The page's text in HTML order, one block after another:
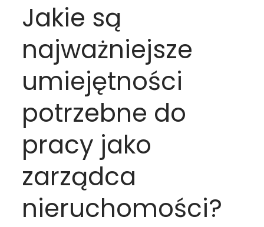
Jakie są
najważniejsze
umiejętności
potrzebne do
pracy jako
zarządca
nieruchomości?